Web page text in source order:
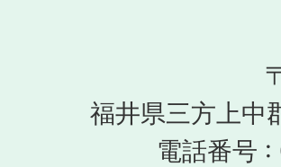
福井県三方上中
電話番号